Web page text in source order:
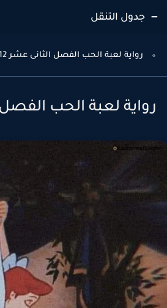
جدول التنقل
رواية لعبة الحب الفصل الثانى عشر 12
رواية لعبة الحب الفصل